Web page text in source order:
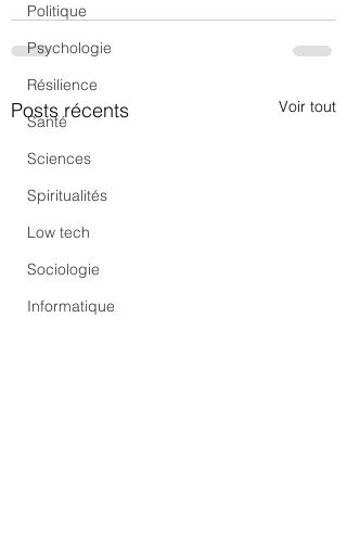
Politique
Psychologie
Résilience
Santé
Sciences
Spiritualités
Low tech
Sociologie
Informatique
Posts récents Voir tout